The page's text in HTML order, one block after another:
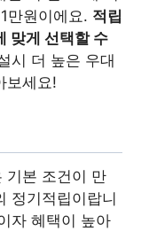
만원이에요. 적립
맞게 선택할 수
시 더 높은 우대
보세요!
기본 조건이 만
정기적립이랍니
자 혜택이 높아